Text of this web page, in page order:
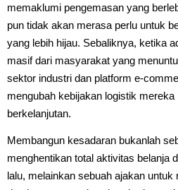
memaklumi pengemasan yang
pun tidak akan merasa perlu untuk
yang lebih hijau. Sebaliknya, ketika
masif dari masyarakat yang
sektor industri dan platform e-
mengubah kebijakan logistik
berkelanjutan.
Membangun kesadaran bukanlah
menghentikan total aktivitas belanja
lalu, melainkan sebuah ajakan